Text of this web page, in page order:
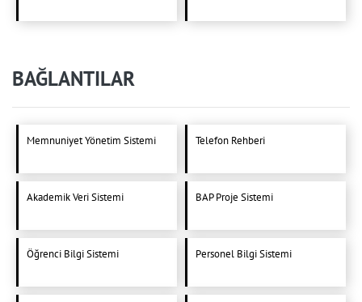
BAĞLANTILAR
Memnuniyet Yönetim Sistemi Telefon Rehberi
Akademik Veri Sistemi BAP Proje Sistemi
Öğrenci Bilgi Sistemi Personel Bilgi Sistemi